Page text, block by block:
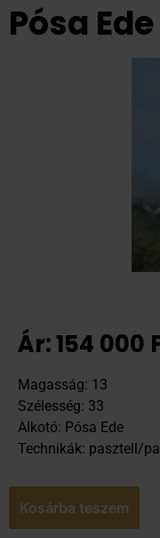
Pósa
Ár:154 000
Magasság: 13
Szélesség: 33
Alkotó: Pósa Ede
Technikák: pasztell/
Kosárba teszem